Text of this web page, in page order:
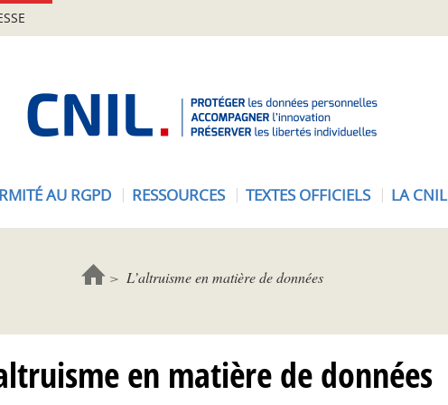
AU RGPD RESSOURCES TEXTES OFFICIELS LA CNIL
L’altruisme en matière de données
en matière de données